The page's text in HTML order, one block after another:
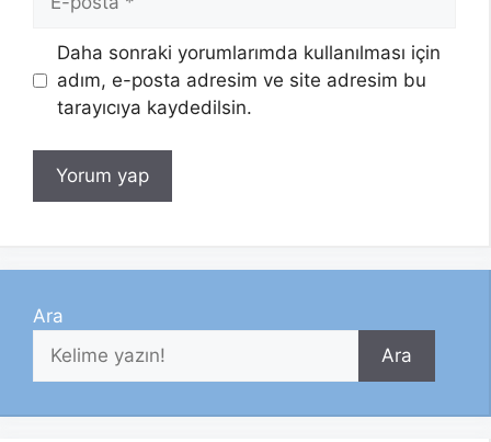
posta
Daha sonraki yorumlarımda kullanılması için
adım, e-posta adresim ve site adresim bu
tarayıcıya kaydedilsin.
Ara
Ara